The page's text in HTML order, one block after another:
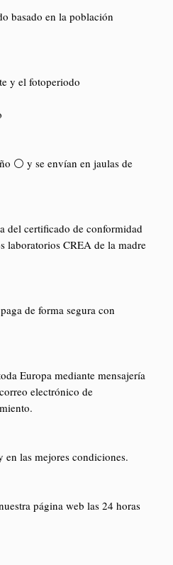
basado en la población
y el fotoperiodo
⚪️ y se envían en jaulas de
del certificado de conformidad
laboratorios CREA de la madre
de forma segura con
Europa mediante mensajería
electrónico de
en las mejores condiciones.
página web las 24 horas